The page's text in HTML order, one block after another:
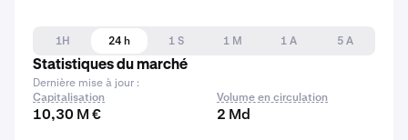
1H 24 h 1 S 1 M 1 A
5 A
Statistiques du marché
Dernière mise à jour :
Capitalisation
10,30 M €
Volume en circulation
2 Md